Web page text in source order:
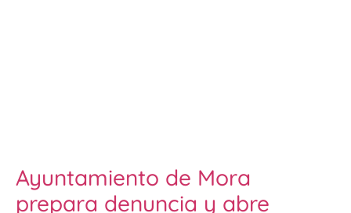
Ayuntamiento de Mora
prepara denuncia y abre